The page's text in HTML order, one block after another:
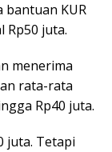
bantuan KUR
Rp50 juta.
menerima
rata-rata
Rp40 juta.
juta. Tetapi